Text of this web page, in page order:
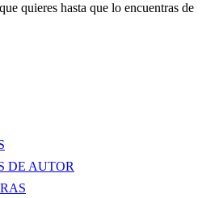
quieres hasta que lo encuentras de
DE AUTOR